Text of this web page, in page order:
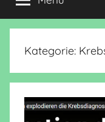
Kategorie: